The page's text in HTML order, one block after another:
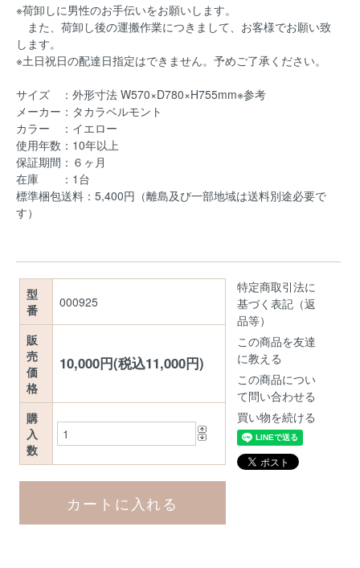
※荷卸しに男性のお手伝いをお願いします。
また、荷卸し後の運搬作業につきまして、お客様でお願い致
します。
※土日祝日の配達日指定はできません。予めご了承ください。
サイズ ：外形寸法 W570×D780×H755mm※参考
メーカー：タカラベルモント
カラー ：イエロー
使用年数：10年以上
保証期間：６ヶ月
在庫 ：1台
標準梱包送料：5,400円（離島及び一部地域は送料別途必要で
す）
型
番
000925
販
売
価
格
10,000円(税込11,000円)
購
入
数
特定商取引法に
基づく表記（返
品等）
この商品を友達
に教える
この商品につい
て問い合わせる
買い物を続ける